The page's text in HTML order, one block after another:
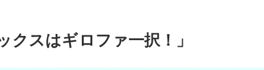
クスはギロファ一択！」